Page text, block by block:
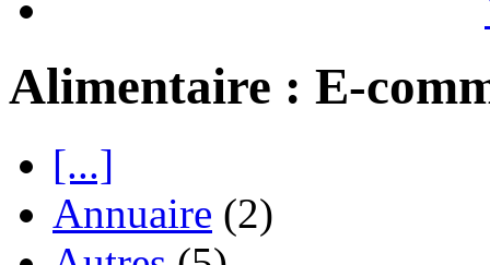
Alimentaire : E-
[...]
Annuaire (2)